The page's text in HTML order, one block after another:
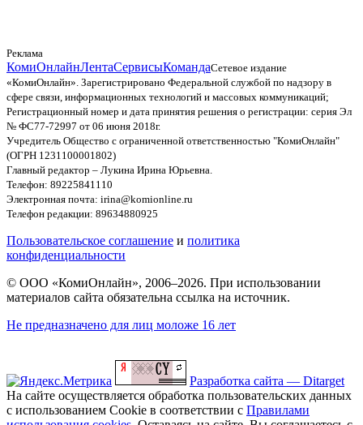
Реклама
КомиОнлайнЛентаСервисыКомандаСетевое издание
«КомиОнлайн». Зарегистрировано Федеральной службой по надзору в
сфере связи, информационных технологий и массовых коммуникаций;
Регистрационный номер и дата принятия решения о регистрации: серия Эл
№ ФС77-72997 от 06 июня 2018г.
Учредитель Общество с ограниченной ответственностью "КомиОнлайн"
(ОГРН 1231100001802)
Главный редактор – Лукина Ирина Юрьевна.
Телефон: 89225841110
Электронная почта: irina@komionline.ru
Телефон редакции: 89634880925
Пользовательское соглашение и политика
конфиденциальности
© ООО «КомиОнлайн», 2006–2026. При использовании
материалов сайта обязательна ссылка на источник.
Не предназначено для лиц моложе 16 лет
Разработка сайта — Ditarget
На сайте осуществляется обработка пользовательских данных
с использованием Cookie в соответствии с Правилами